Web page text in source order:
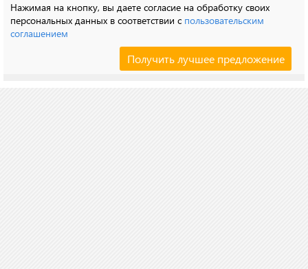
Нажимая на кнопку, вы даете согласие на обработку своих
персональных данных в соответствии с пользовательским
соглашением